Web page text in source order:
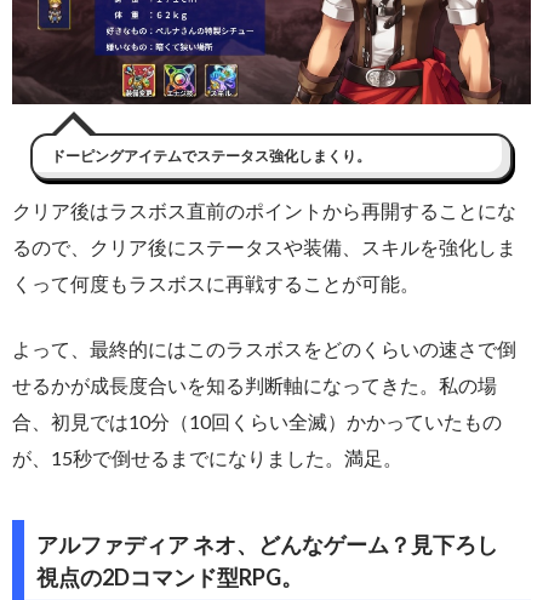
ドーピングアイテムでステータス強化しまくり。
クリア後はラスボス直前のポイントから再開することにな
るので、クリア後にステータスや装備、スキルを強化しま
くって何度もラスボスに再戦することが可能。
よって、最終的にはこのラスボスをどのくらいの速さで倒
せるかが成長度合いを知る判断軸になってきた。私の場
合、初見では10分（10回くらい全滅）かかっていたもの
が、15秒で倒せるまでになりました。満足。
アルファディア ネオ、どんなゲーム？見下ろし
視点の2Dコマンド型RPG。